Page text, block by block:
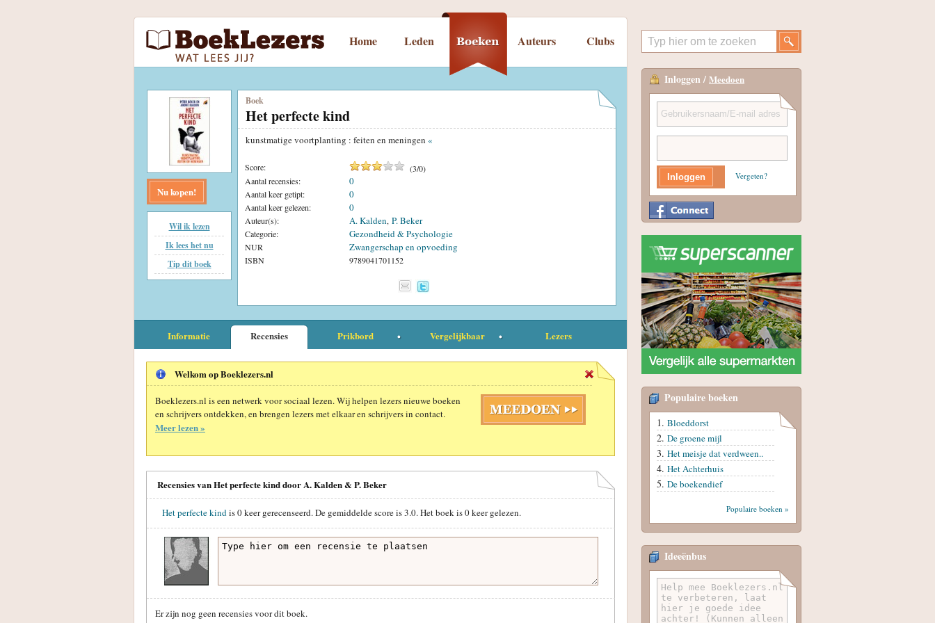
Home Leden Auteurs Clubs
Nu kopen!
Wil ik lezen
Ik lees het nu
Tip dit boek
Boek
Het perfecte kind
kunstmatige voortplanting : feiten en meningen «
Score: (3/0)
Aantal recensies:
0
Aantal keer getipt: 0
Aantal keer gelezen: 0
Auteur(s): A. Kalden, P. Beker
Categorie: Gezondheid & Psychologie
NUR Zwangerschap en opvoeding
ISBN 9789041701152
Informatie Recensies Prikbord Vergelijkbaar Lezers
Welkom op Boeklezers.nl
Boeklezers.nl is een netwerk voor sociaal lezen. Wij helpen lezers nieuwe boeken
en schrijvers ontdekken, en brengen lezers met elkaar en schrijvers in contact.
Meer lezen »
Recensies van Het perfecte kind door A. Kalden & P. Beker
Het perfecte kind is0keer gerecenseerd. De gemiddelde score is3.0. Het boek is0keer gelezen.
Er zijn nog geen recensies voor dit boek.
Inloggen / Meedoen
Vergeten?
Populaire boeken
Bloeddorst
De groene mijl
Het meisje dat verdween..
Het Achterhuis
De boekendief
Populaire boeken »
Ideeënbus